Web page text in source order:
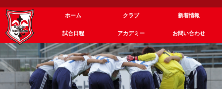
ホーム クラブ 新着情報
試合日程 アカデミー お問い合わせ